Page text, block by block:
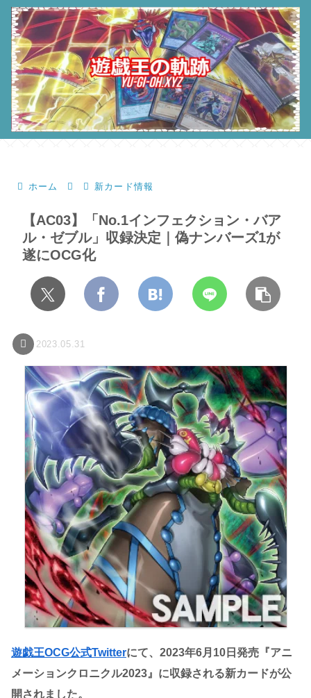
ホーム 新カード情報
【AC03】「No.1インフェクション・バア
ル・ゼブル」収録決定｜偽ナンバーズ1が
遂にOCG化
2023.05.31
遊戯王OCG公式Twitterにて、2023年6月10日発売『アニ
メーションクロニクル2023』に収録される新カードが公
開されました。